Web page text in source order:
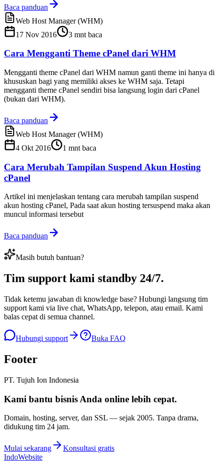
Baca panduan
Web Host Manager (WHM)
17 Nov 2016
3 mnt baca
Cara Mengganti Theme cPanel dari WHM
Mengganti theme cPanel dari WHM namun ganti theme ini hanya di
khususkan bagi yang memiliki akses ke WHM saja. Tetapi
mengganti theme cPanel sendiri bisa langsung login dari cPanel
(bukan dari WHM).
Baca panduan
Web Host Manager (WHM)
4 Okt 2016
1 mnt baca
Cara Merubah Tampilan Suspend Akun Hosting
cPanel
Artikel ini menjelaskan tentang cara merubah tampilan suspend
akun hosting cPanel, Pada saat akun hosting tersuspend maka akan
muncul informasi tersebut
Baca panduan
Masih butuh bantuan?
Tim support kami standby 24/7.
Tidak ketemu jawaban di knowledge base? Hubungi langsung tim
support kami via live chat, WhatsApp, telepon, atau email. Kami
balas cepat di semua channel.
Hubungi support Buka FAQ
Footer
PT. Tujuh Ion Indonesia
Kami bantu bisnis Anda online lebih cepat.
Domain, hosting, server, dan SSL — sejak 2005. Tanpa drama,
didukung tim 24 jam.
Mulai sekarang
Konsultasi gratis
IndoWebsite